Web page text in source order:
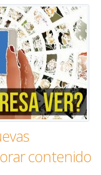
contenido